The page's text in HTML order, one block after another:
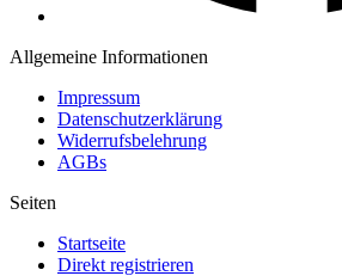
Allgemeine Informationen
Impressum
Datenschutzerklärung
Widerrufsbelehrung
AGBs
Seiten
Startseite
Direkt registrieren